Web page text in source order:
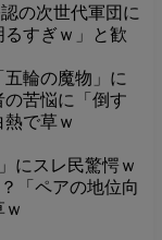
の次世代軍団に
るすぎｗ」と歓
輪の魔物」に
の苦悩に「倒す
で草ｗ
にスレ民驚愕ｗ
「ペアの地位向
ｗ